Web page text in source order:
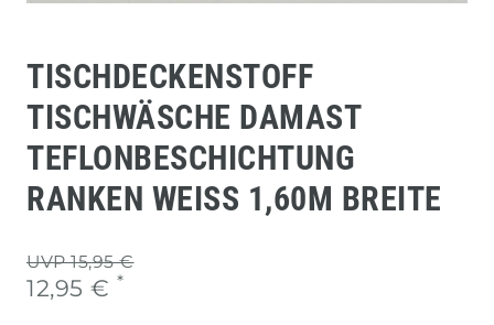
TISCHDECKENSTOFF
TISCHWÄSCHE DAMAST
TEFLONBESCHICHTUNG
RANKEN WEISS 1,60M BREITE
UVP 15,95 €
12,95 € *